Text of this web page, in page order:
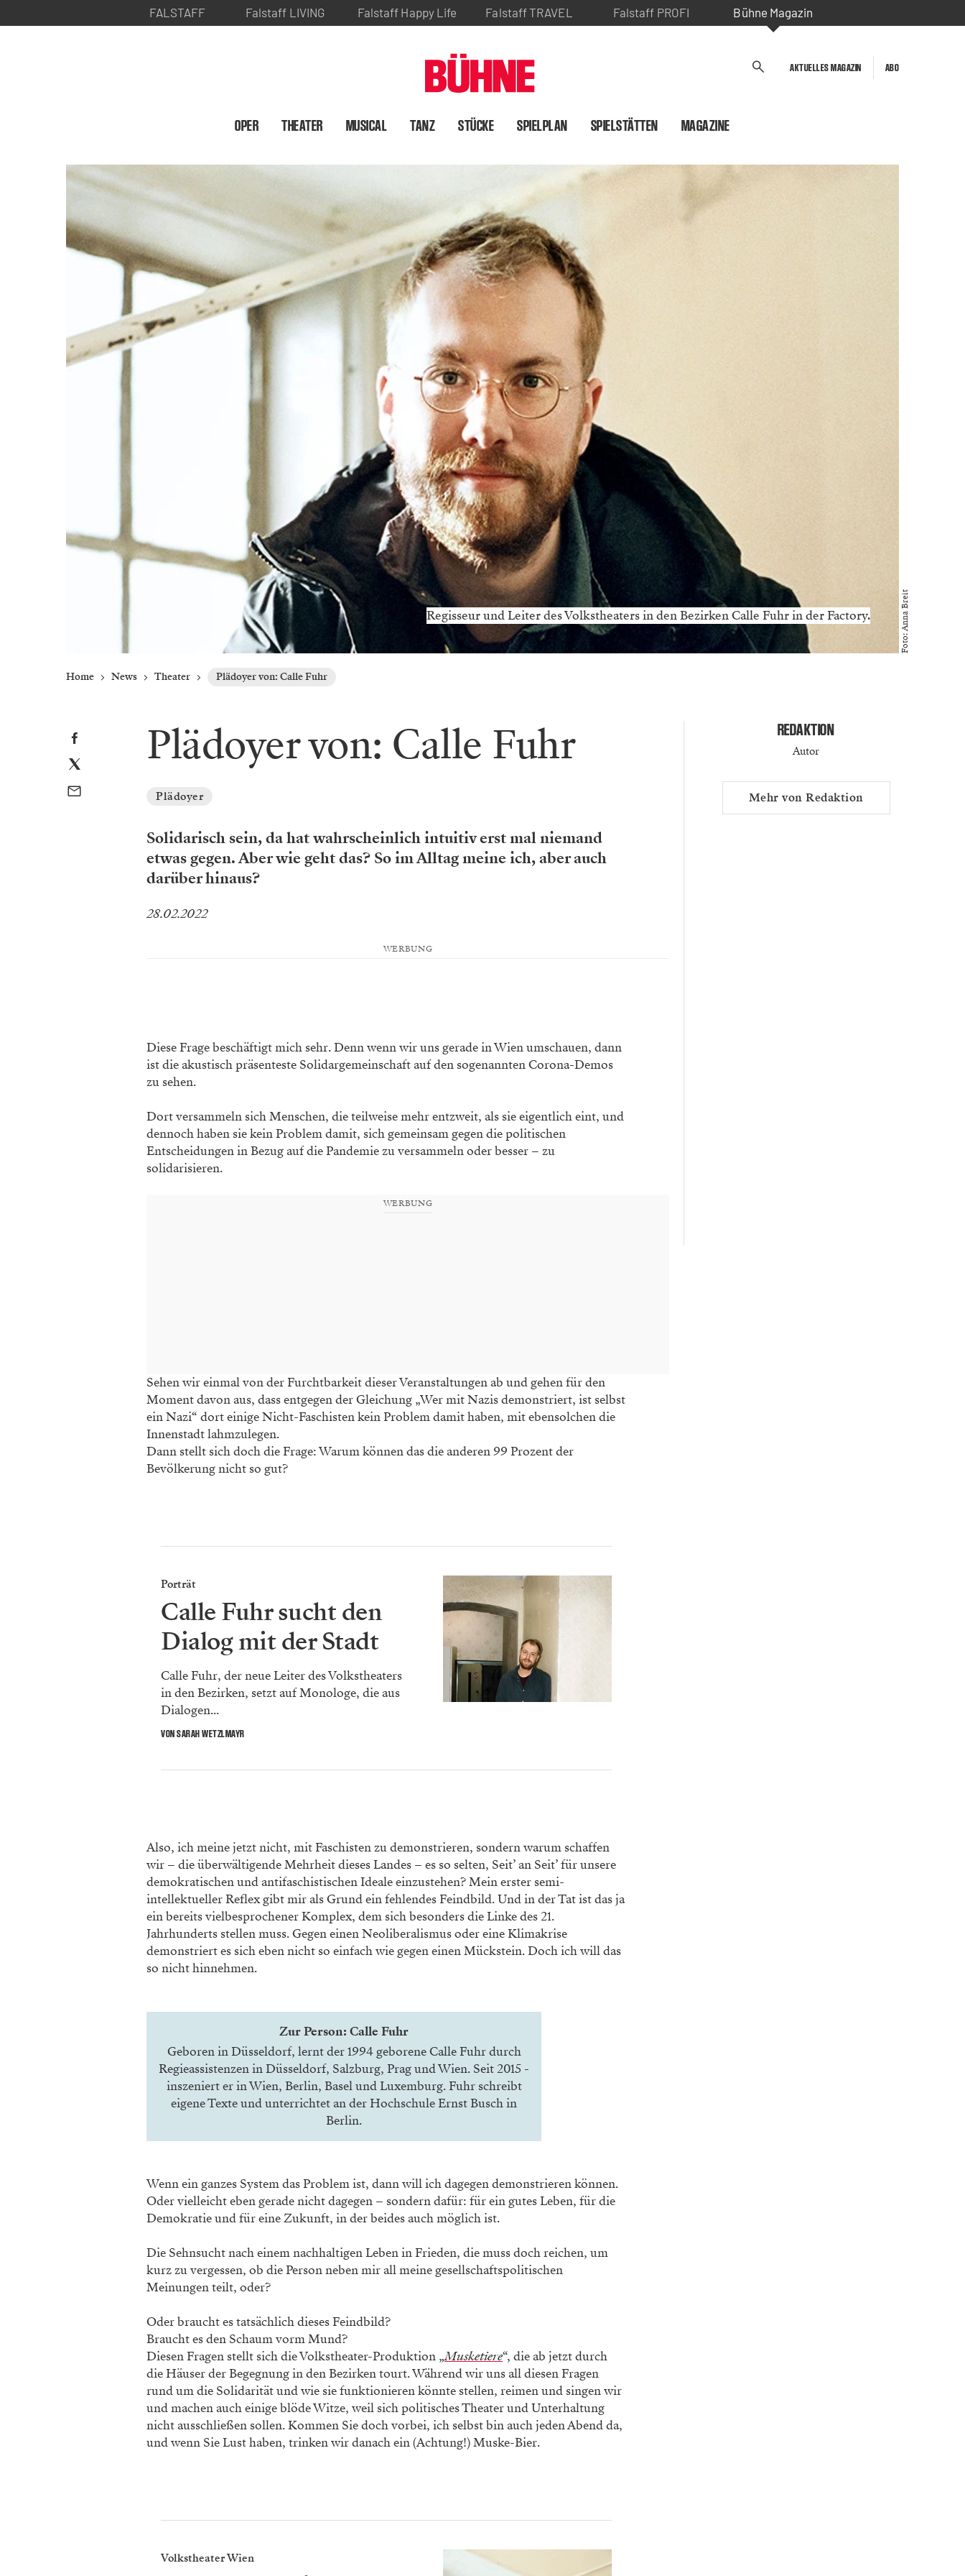
FALSTAFF Falstaff LIVING Falstaff Happy Life Falstaff TRAVEL Falstaff PROFI Bühne Magazin
AKTUELLES MAGAZIN ABO
OPER THEATER MUSICAL TANZ STÜCKE SPIELPLAN SPIELSTÄTTEN MAGAZINE
Regisseur und Leiter des Volkstheaters in den Bezirken Calle Fuhr in der Factory. Foto: Anna Breit
Home News Theater Plädoyer von: Calle Fuhr
Plädoyer von: Calle Fuhr
Plädoyer
Solidarisch sein, da hat wahrscheinlich intuitiv erst mal niemand
etwas gegen. Aber wie geht das? So im Alltag meine ich, aber auch
darüber hinaus?
28.02.2022
WERBUNG
Diese Frage beschäftigt mich sehr. Denn wenn wir uns gerade in Wien umschauen, dann
ist die akustisch präsenteste Solidargemeinschaft auf den sogenannten Corona-Demos
zu sehen.
Dort versammeln sich Menschen, die teilweise mehr entzweit, als sie eigentlich eint, und
dennoch haben sie kein Problem damit, sich gemeinsam gegen die politischen
Entscheidungen in Bezug auf die Pandemie zu versammeln oder besser – zu
solidarisieren.
WERBUNG
Sehen wir einmal von der Furchtbarkeit dieser Veranstaltungen ab und gehen für den
Moment davon aus, dass entgegen der Gleichung „Wer mit Nazis demonstriert, ist selbst
ein Nazi“ dort einige Nicht-Faschisten kein Problem damit haben, mit ebensolchen die
Innenstadt lahmzulegen.
Dann stellt sich doch die Frage: Warum können das die anderen 99 Prozent der
Bevölkerung nicht so gut?
Porträt
Calle Fuhr sucht den
Dialog mit der Stadt
Calle Fuhr, der neue Leiter des Volkstheaters
in den Bezirken, setzt auf Monologe, die aus
Dialogen...
VON SARAH WETZLMAYR
Also, ich meine jetzt nicht, mit Faschisten zu demonstrieren, sondern warum schaffen
wir – die überwältigende Mehrheit dieses Landes – es so selten, Seit’ an Seit’ für unsere
demokratischen und antifaschistischen Ideale einzustehen? Mein erster semi-
intellektueller Reflex gibt mir als Grund ein fehlendes Feindbild. Und in der Tat ist das ja
ein bereits vielbesprochener Komplex, dem sich besonders die Linke des 21.
Jahrhunderts stellen muss. Gegen einen Neoliberalismus oder eine Klimakrise
demonstriert es sich eben nicht so einfach wie gegen einen Mückstein. Doch ich will das
so nicht hinnehmen.
Zur Person: Calle Fuhr
Geboren in Düsseldorf, lernt der 1994 geborene Calle Fuhr durch
Regieassistenzen in Düsseldorf, Salzburg, Prag und Wien. Seit 2015 ­
inszeniert er in Wien, Berlin, Basel und Luxemburg. Fuhr schreibt
eigene Texte und unterrichtet an der Hochschule Ernst Busch in
Berlin.
Wenn ein ganzes System das Problem ist, dann will ich dagegen demonstrieren können.
Oder vielleicht eben gerade nicht dagegen – sondern dafür: für ein gutes Leben, für die
Demokratie und für eine Zukunft, in der beides auch möglich ist.
Die Sehnsucht nach einem nachhaltigen Leben in Frieden, die muss doch reichen, um
kurz zu vergessen, ob die Person neben mir all meine gesellschaftspolitischen
Meinungen teilt, oder?
Oder braucht es tatsächlich dieses Feindbild?
Braucht es den Schaum vorm Mund?
Diesen Fragen stellt sich die Volkstheater-Produktion „Musketiere“, die ab jetzt durch
die Häuser der Begegnung in den Bezirken tourt. Während wir uns all diesen Fragen
rund um die Solidarität und wie sie funktionieren könnte stellen, reimen und singen wir
und machen auch einige blöde Witze, weil sich politisches Theater und Unterhaltung
nicht ausschließen sollen. Kommen Sie doch vorbei, ich selbst bin auch jeden Abend da,
und wenn Sie Lust haben, trinken wir danach ein (Achtung!) Muske-Bier.
Volkstheater Wien
REDAKTION
Autor
Mehr von Redaktion